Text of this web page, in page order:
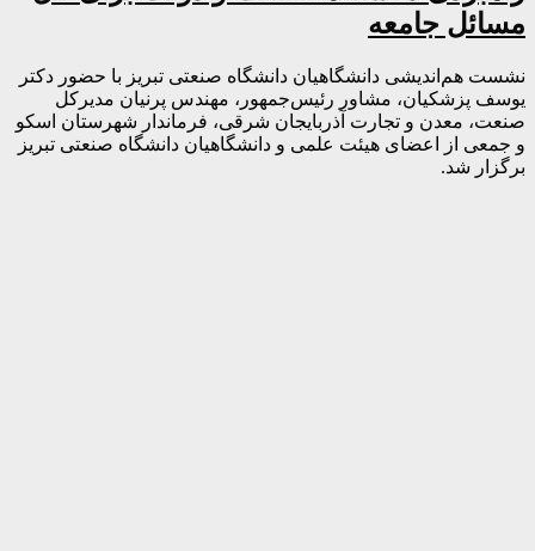
مسائل جامعه
نشست هم‌اندیشی دانشگاهیان دانشگاه صنعتی تبریز با حضور دکتر
یوسف پزشکیان، مشاور رئیس‌جمهور، مهندس پرنیان مدیرکل
صنعت، معدن و تجارت آذربایجان شرقی، فرماندار شهرستان اسکو
و جمعی از اعضای هیئت علمی و دانشگاهیان دانشگاه صنعتی تبریز
برگزار شد.